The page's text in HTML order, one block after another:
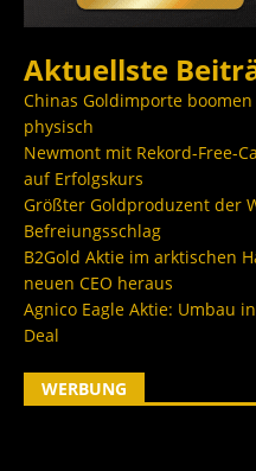
Aktuellste
Chinas Goldimporte
physisch
Newmont mit Rekord-Free-
auf Erfolgskurs
Größter Goldproduzent der
Befreiungsschlag
B2Gold Aktie im arktischen
neuen CEO heraus
Agnico Eagle Aktie: Umbau
Deal
WERBUNG